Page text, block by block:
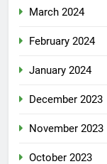
March 2024
February 2024
January 2024
December 2023
November 2023
October 2023